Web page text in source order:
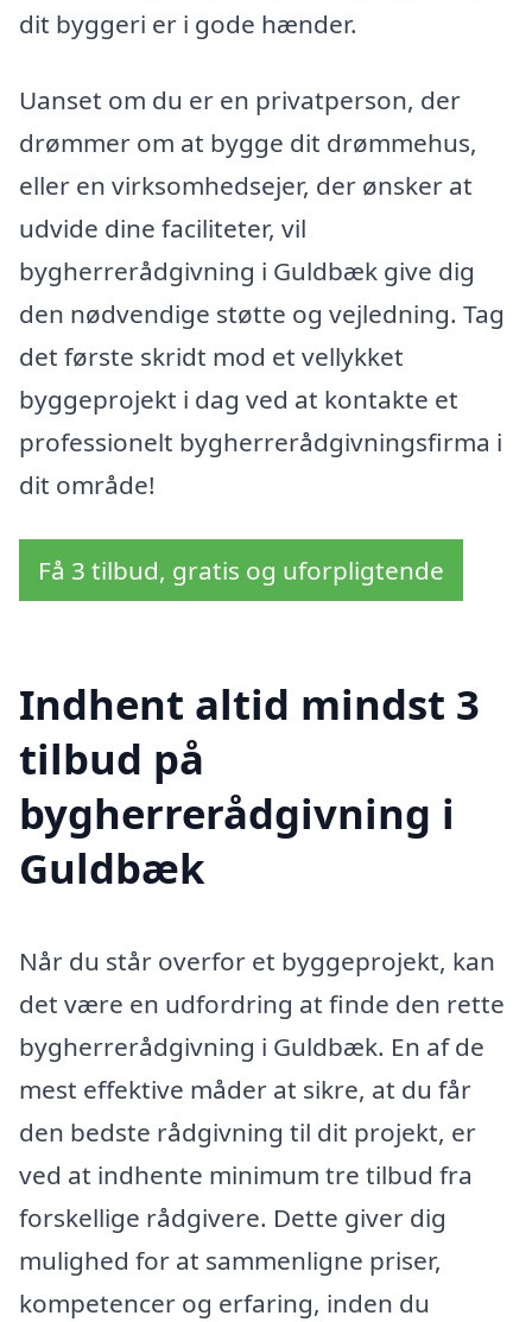
dit byggeri er i gode hænder.
Uanset om du er en privatperson, der
drømmer om at bygge dit drømmehus,
eller en virksomhedsejer, der ønsker at
udvide dine faciliteter, vil
bygherrerådgivning i Guldbæk give dig
den nødvendige støtte og vejledning. Tag
det første skridt mod et vellykket
byggeprojekt i dag ved at kontakte et
professionelt bygherrerådgivningsfirma i
dit område!
Få 3 tilbud, gratis og uforpligtende
Indhent altid mindst 3
tilbud på
bygherrerådgivning i
Guldbæk
Når du står overfor et byggeprojekt, kan
det være en udfordring at finde den rette
bygherrerådgivning i Guldbæk. En af de
mest effektive måder at sikre, at du får
den bedste rådgivning til dit projekt, er
ved at indhente minimum tre tilbud fra
forskellige rådgivere. Dette giver dig
mulighed for at sammenligne priser,
kompetencer og erfaring, inden du